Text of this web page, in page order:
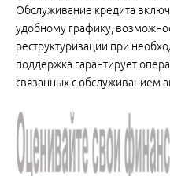
Обслуживание кредита
удобному графику,
реструктуризации при
поддержка гарантирует
связанных с обслуживанием